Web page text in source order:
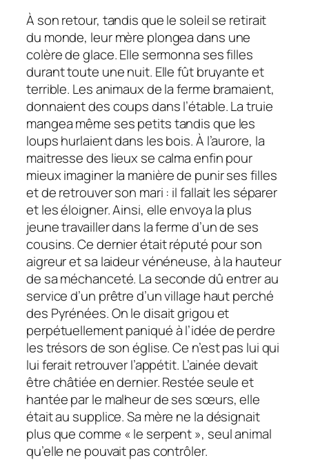
À son retour, tandis que le soleil se retirait
du monde, leur mère plongea dans une
colère de glace. Elle sermonna ses filles
durant toute une nuit. Elle fût bruyante et
terrible. Les animaux de la ferme bramaient,
donnaient des coups dans l’étable. La truie
mangea même ses petits tandis que les
loups hurlaient dans les bois. À l’aurore, la
maitresse des lieux se calma enfin pour
mieux imaginer la manière de punir ses filles
et de retrouver son mari : il fallait les séparer
et les éloigner. Ainsi, elle envoya la plus
jeune travailler dans la ferme d’un de ses
cousins. Ce dernier était réputé pour son
aigreur et sa laideur vénéneuse, à la hauteur
de sa méchanceté. La seconde dû entrer au
service d’un prêtre d’un village haut perché
des Pyrénées. On le disait grigou et
perpétuellement paniqué à l’idée de perdre
les trésors de son église. Ce n’est pas lui qui
lui ferait retrouver l’appétit. L’ainée devait
être châtiée en dernier. Restée seule et
hantée par le malheur de ses sœurs, elle
était au supplice. Sa mère ne la désignait
plus que comme « le serpent », seul animal
qu’elle ne pouvait pas contrôler.